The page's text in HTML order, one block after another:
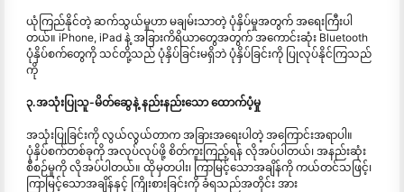
ယုံကြည်နိုင်တဲ့ ဆက်သွယ်မှုဟာ မချမ်းသာတဲ့ ပုံနှိပ်မှုအတွက် အရေးကြီးပါ
တယ်။ iPhone, iPad နဲ့ အခြားကိရိယာတွေအတွက် အကောင်းဆုံး Bluetooth
ပုံနှိပ်စက်တွေကို သင်တို့သည် ပုံနှိပ်ခြင်းမရှိဘဲ ပုံနှိပ်ခြင်းကို ပြုလုပ်နိုင်ကြသည်
ကို
၃.အသုံးပြုသူ-မိတ်ဆွေနဲ့ နည်းနည်းသော ထောက်ပံ့မှု
အသုံးပြုခြင်းကို လွယ်လွယ်တာက အခြားအရေးပါတဲ့ အကြောင်းအရာပါ။
ပုံနှိပ်စက်တစ်ခုကို အလုပ်လုပ်ဖို့ စိတ်ကူးကြည့်ရန် လိုအပ်ပါတယ်၊ အနည်းဆုံး
စီစဉ်မှုကို လိုအပ်ပါတယ်။ ထိုမှတပါး၊ ကြာမြင့်သောအချိန်ကို ကယ်တင်သဖြင့်၊
ကြာမြင့်သောအချိန်နှင့် ကြိုးစားခြင်းကို ခံရသည်အတိုင်း အား